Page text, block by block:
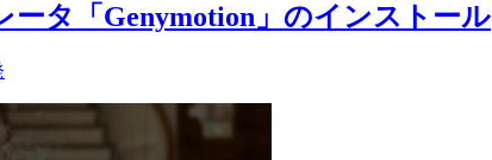
タ「Genymotion」のインストール